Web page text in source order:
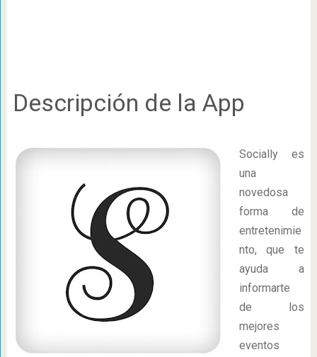
Descripción de la App
Socially es
una
novedosa
forma de
entretenimie
nto, que te
ayuda a
informarte
de los
mejores
eventos